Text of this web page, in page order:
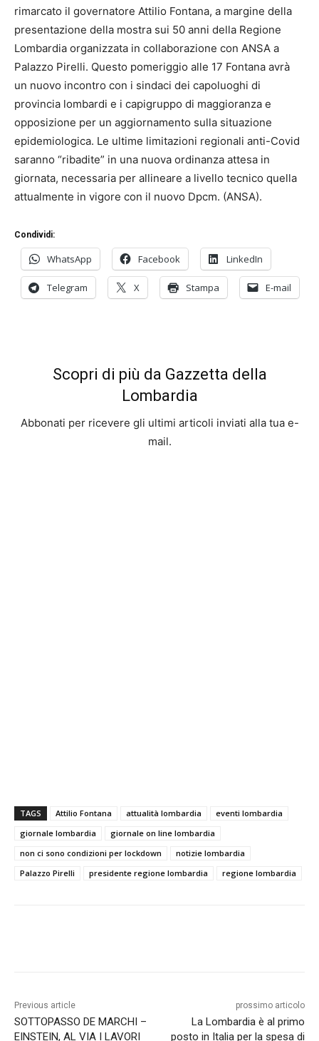
rimarcato il governatore Attilio Fontana, a margine della
presentazione della mostra sui 50 anni della Regione
Lombardia organizzata in collaborazione con ANSA a
Palazzo Pirelli. Questo pomeriggio alle 17 Fontana avrà
un nuovo incontro con i sindaci dei capoluoghi di
provincia lombardi e i capigruppo di maggioranza e
opposizione per un aggiornamento sulla situazione
epidemiologica. Le ultime limitazioni regionali anti-Covid
saranno “ribadite” in una nuova ordinanza attesa in
giornata, necessaria per allineare a livello tecnico quella
attualmente in vigore con il nuovo Dpcm. (ANSA).
Condividi:
WhatsApp Facebook LinkedIn
Telegram X Stampa E-mail
Scopri di più da Gazzetta della
Lombardia
Abbonati per ricevere gli ultimi articoli inviati alla tua e-
mail.
TAGS Attilio Fontana attualità lombardia
eventi lombardia
giornale lombardia
giornale on line lombardia
non ci sono condizioni per lockdown
notizie lombardia
Palazzo Pirelli
presidente regione lombardia regione lombardia
Previous article
SOTTOPASSO DE MARCHI –
EINSTEIN, AL VIA I LAVORI
prossimo articolo
La Lombardia è al primo
posto in Italia per la spesa di